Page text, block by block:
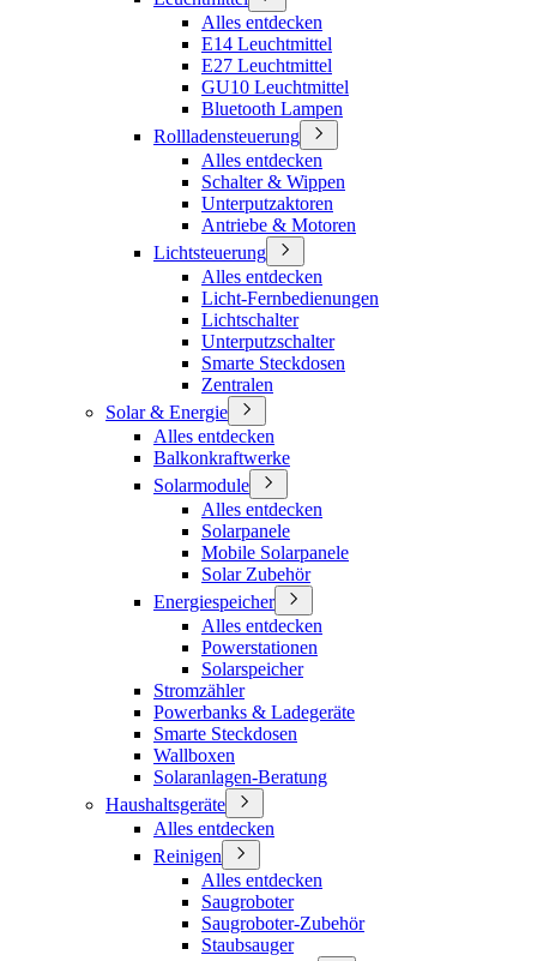
Alles entdecken
E14 Leuchtmittel
E27 Leuchtmittel
GU10 Leuchtmittel
Bluetooth Lampen
Rollladensteuerung
Alles entdecken
Schalter & Wippen
Unterputzaktoren
Antriebe & Motoren
Lichtsteuerung
Alles entdecken
Licht-Fernbedienungen
Lichtschalter
Unterputzschalter
Smarte Steckdosen
Zentralen
Solar & Energie
Alles entdecken
Balkonkraftwerke
Solarmodule
Alles entdecken
Solarpanele
Mobile Solarpanele
Solar Zubehör
Energiespeicher
Alles entdecken
Powerstationen
Solarspeicher
Stromzähler
Powerbanks & Ladegeräte
Smarte Steckdosen
Wallboxen
Solaranlagen-Beratung
Haushaltsgeräte
Alles entdecken
Reinigen
Alles entdecken
Saugroboter
Saugroboter-Zubehör
Staubsauger